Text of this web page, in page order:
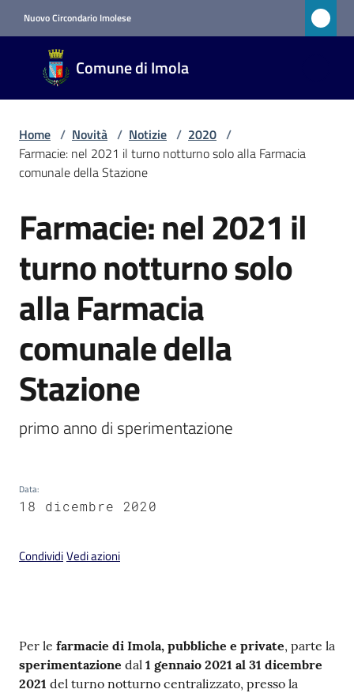
Nuovo Circondario Imolese
Comune di Imola
Comune
di Imola
RETE
Novità
Menu selezionato
Imola
s
i
r
o
l
a
Home / Novità / Notizie / 2020 /
Farmacie: nel 2021 il turno notturno solo alla Farmacia
comunale della Stazione
Salta al contenuto
Farmacie: nel 2021 il
turno notturno solo
alla Farmacia
comunale della
Stazione
primo anno di sperimentazione
Data:
18 dicembre 2020
CondividiVedi azioni
Contenuto
Per le farmacie di Imola, pubbliche e private, parte la
sperimentazione dal 1 gennaio 2021 al 31 dicembre
2021 del turno notturno centralizzato, presso la